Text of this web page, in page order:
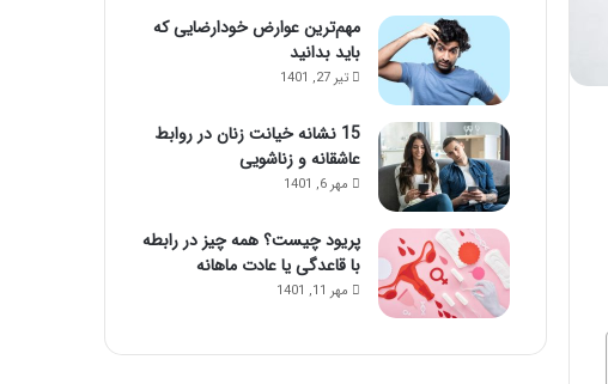
مهم‌ترین عوارض خودارضایی که
باید بدانید
تیر 27, 1401
15 نشانه خیانت زنان در روابط
عاشقانه و زناشویی
مهر 6, 1401
پریود چیست؟ همه چیز در رابطه
با قاعدگی یا عادت ماهانه
مهر 11, 1401